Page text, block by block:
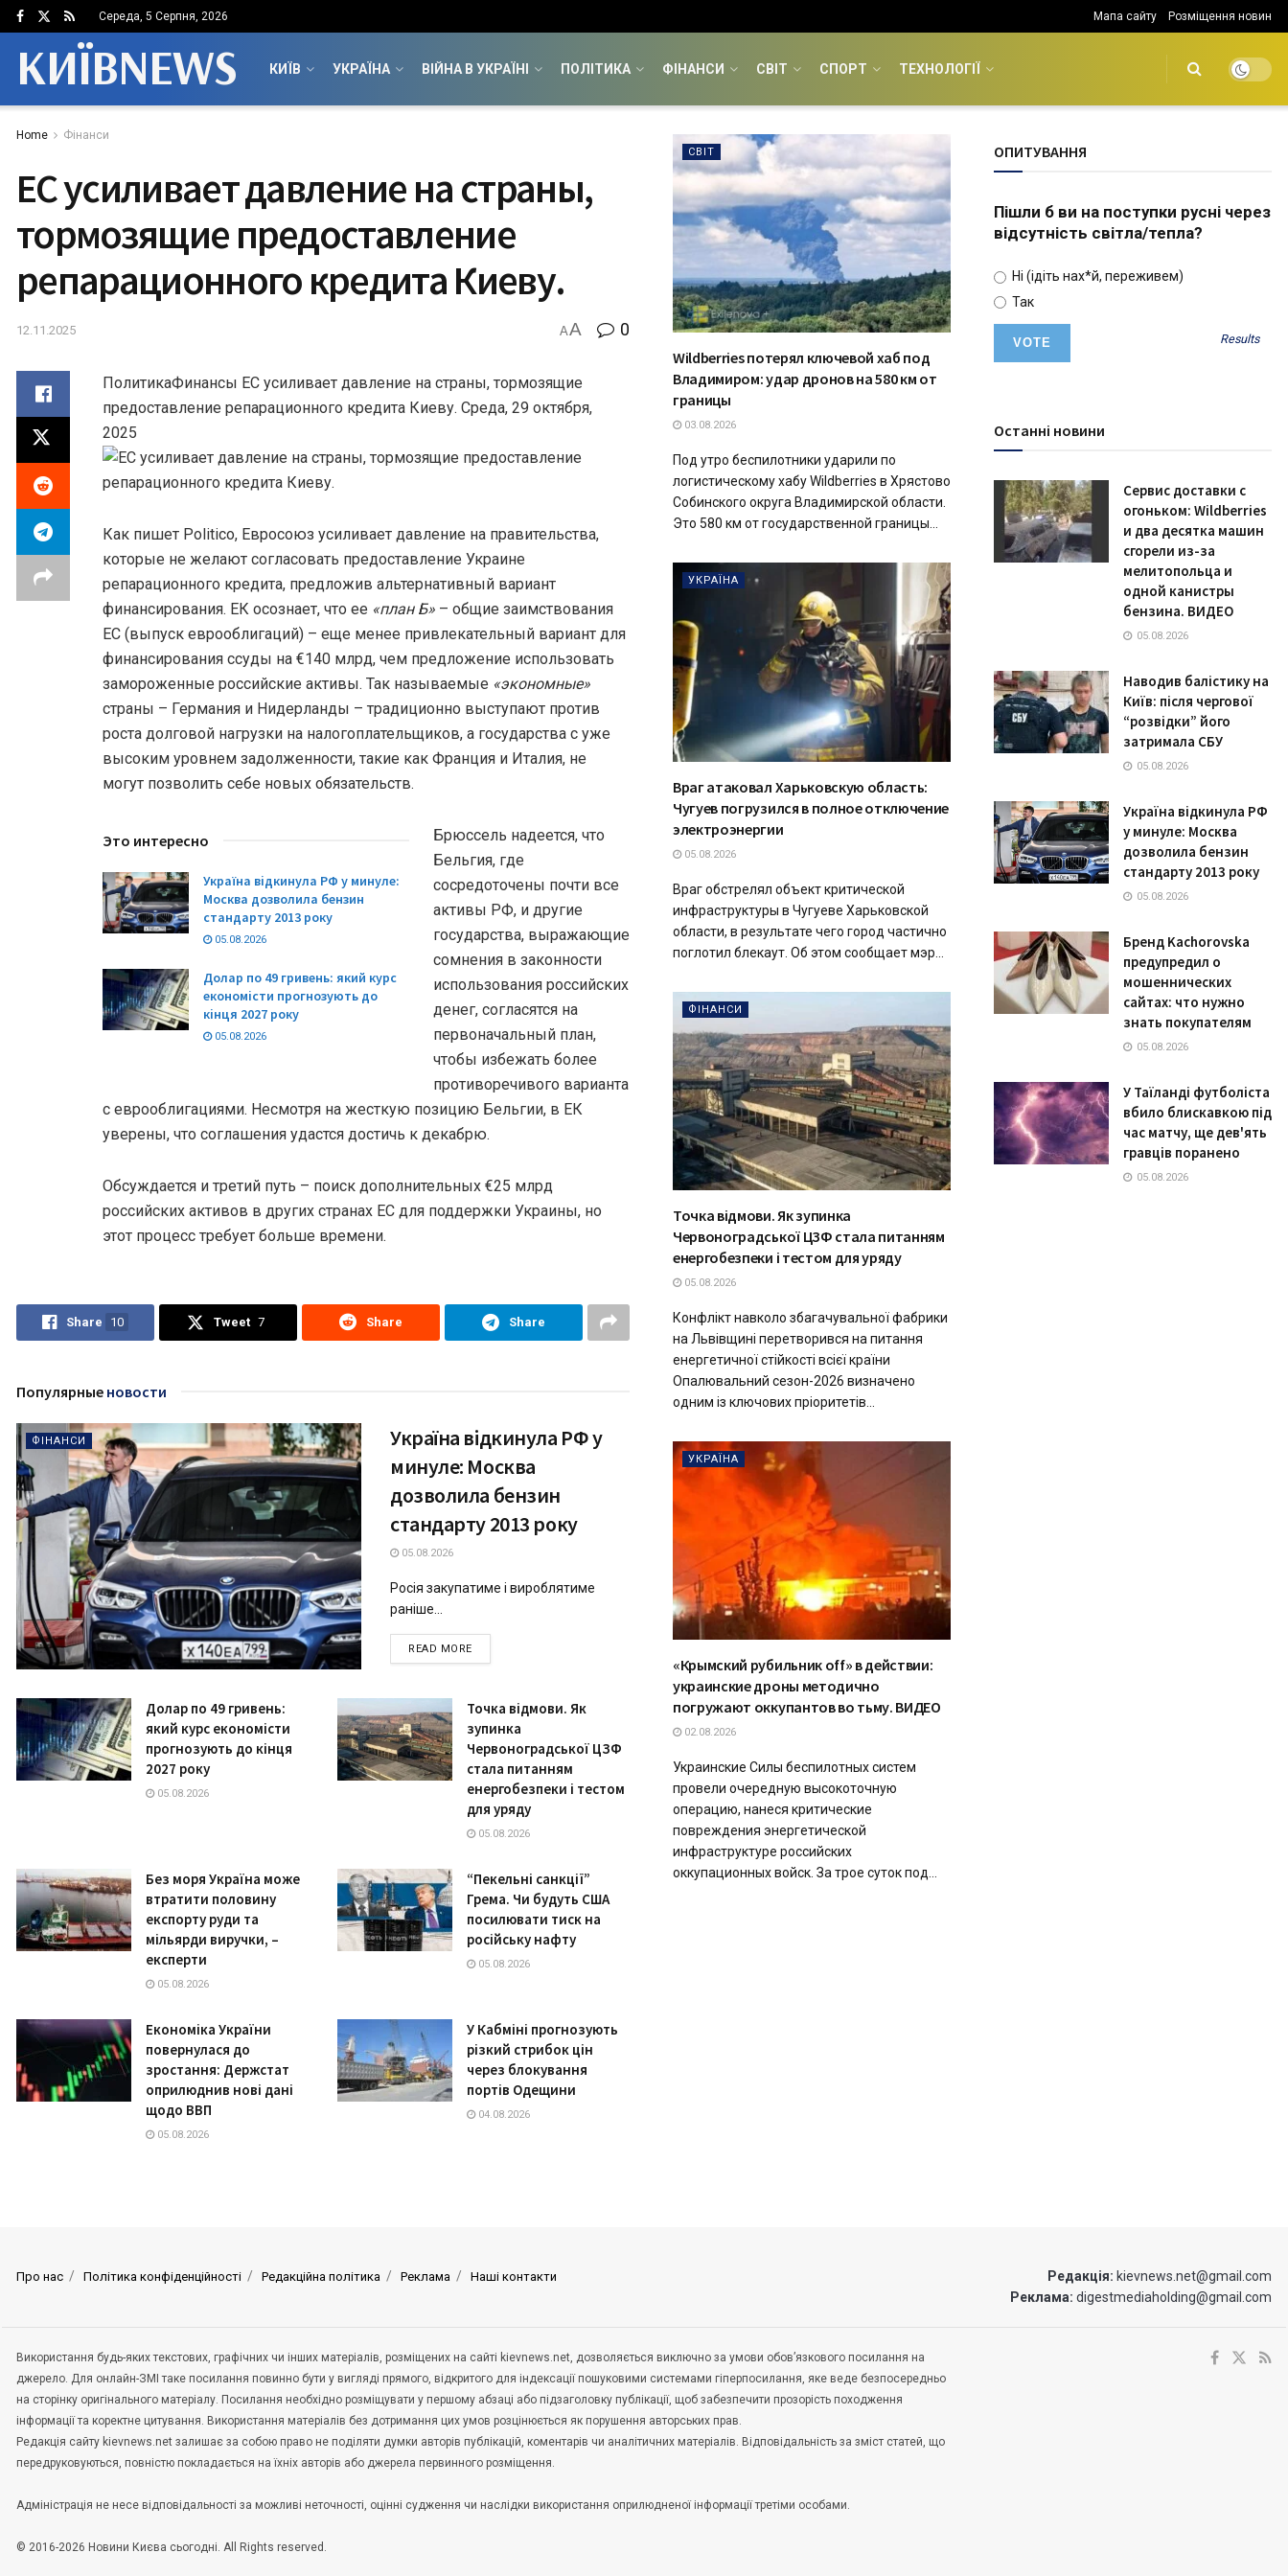
Середа, 5 Серпня, 2026 Мапа сайту Розміщення новин
КИЇВNEWS КИЇВ УКРАЇНА ВІЙНА В УКРАЇНІ ПОЛІТИКА ФІНАНСИ СВІТ СПОРТ ТЕХНОЛОГІЇ
Home Фінанси
ЕС усиливает давление на страны,
тормозящие предоставление
репарационного кредита Киеву.
12.11.2025 AA 0
ПолитикаФинансы ЕС усиливает давление на страны, тормозящие
предоставление репарационного кредита Киеву. Среда, 29 октября,
2025
Как пишет Politico, Евросоюз усиливает давление на правительства,
которые не желают согласовать предоставление Украине
репарационного кредита, предложив альтернативный вариант
финансирования. ЕК осознает, что ее «план Б» – общие заимствования
ЕС (выпуск еврооблигаций) – еще менее привлекательный вариант для
финансирования ссуды на €140 млрд, чем предложение использовать
замороженные российские активы. Так называемые «экономные»
страны – Германия и Нидерланды – традиционно выступают против
роста долговой нагрузки на налогоплательщиков, а государства с уже
высоким уровнем задолженности, такие как Франция и Италия, не
могут позволить себе новых обязательств.
Это интересно
Україна відкинула РФ у минуле:
Москва дозволила бензин
стандарту 2013 року
05.08.2026
Долар по 49 гривень: який курс
економісти прогнозують до
кінця 2027 року
05.08.2026
Брюссель надеется, что
Бельгия, где
сосредоточены почти все
активы РФ, и другие
государства, выражающие
сомнения в законности
использования российских
денег, согласятся на
первоначальный план,
чтобы избежать более
противоречивого варианта
с еврооблигациями. Несмотря на жесткую позицию Бельгии, в ЕК
уверены, что соглашения удастся достичь к декабрю.
Обсуждается и третий путь – поиск дополнительных €25 млрд
российских активов в других странах ЕС для поддержки Украины, но
этот процесс требует больше времени.
Share 10 Tweet 7 Share Share
Популярные новости
ФІНАНСИ
Україна відкинула РФ у
минуле: Москва
дозволила бензин
стандарту 2013 року
05.08.2026
Росія закупатиме і вироблятиме
раніше...
READ MOREDETAILS
Долар по 49 гривень:
який курс економісти
прогнозують до кінця
2027 року
05.08.2026
Точка відмови. Як
зупинка
Червоноградської ЦЗФ
стала питанням
енергобезпеки і тестом
для уряду
05.08.2026
Без моря Україна може
втратити половину
експорту руди та
мільярди виручки, –
експерти
05.08.2026
“Пекельні санкції”
Грема. Чи будуть США
посилювати тиск на
російську нафту
05.08.2026
Економіка України
повернулася до
зростання: Держстат
оприлюднив нові дані
щодо ВВП
05.08.2026
У Кабміні прогнозують
різкий стрибок цін
через блокування
портів Одещини
04.08.2026
СВІТ
Wildberries потерял ключевой хаб под
Владимиром: удар дронов на 580 км от
границы
03.08.2026
Под утро беспилотники ударили по
логистическому хабу Wildberries в Хрястово
Собинского округа Владимирской области.
Это 580 км от государственной границы...
УКРАЇНА
Враг атаковал Харьковскую область:
Чугуев погрузился в полное отключение
электроэнергии
05.08.2026
Враг обстрелял объект критической
инфраструктуры в Чугуеве Харьковской
области, в результате чего город частично
поглотил блекаут. Об этом сообщает мэр...
ФІНАНСИ
Точка відмови. Як зупинка
Червоноградської ЦЗФ стала питанням
енергобезпеки і тестом для уряду
05.08.2026
Конфлікт навколо збагачувальної фабрики
на Львівщині перетворився на питання
енергетичної стійкості всієї країни
Опалювальний сезон-2026 визначено
одним із ключових пріоритетів...
УКРАЇНА
«Крымский рубильник off» в действии:
украинские дроны методично
погружают оккупантов во тьму. ВИДЕО
02.08.2026
Украинские Силы беспилотных систем
провели очередную высокоточную
операцию, нанеся критические
повреждения энергетической
инфраструктуре российских
оккупационных войск. За трое суток под...
ОПИТУВАННЯ
Пішли б ви на поступки русні через
відсутність світла/тепла?
Ні (ідіть нах*й, переживем)
Так
Results
Останні новини
Сервис доставки с
огоньком: Wildberries
и два десятка машин
сгорели из-за
мелитопольца и
одной канистры
бензина. ВИДЕО
05.08.2026
Наводив балістику на
Київ: після чергової
“розвідки” його
затримала СБУ
05.08.2026
Україна відкинула РФ
у минуле: Москва
дозволила бензин
стандарту 2013 року
05.08.2026
Бренд Kachorovska
предупредил о
мошеннических
сайтах: что нужно
знать покупателям
05.08.2026
У Таїланді футболіста
вбило блискавкою під
час матчу, ще дев'ять
гравців поранено
05.08.2026
Про нас Політика конфіденційності Редакційна політика Реклама Наші контакти Редакція: kievnews.net@gmail.com
Реклама: digestmediaholding@gmail.com
Використання будь-яких текстових, графічних чи інших матеріалів, розміщених на сайті kievnews.net, дозволяється виключно за умови обов’язкового посилання на
джерело. Для онлайн-ЗМІ таке посилання повинно бути у вигляді прямого, відкритого для індексації пошуковими системами гіперпосилання, яке веде безпосередньо
на сторінку оригінального матеріалу. Посилання необхідно розміщувати у першому абзаці або підзаголовку публікації, щоб забезпечити прозорість походження
інформації та коректне цитування. Використання матеріалів без дотримання цих умов розцінюється як порушення авторських прав.
Редакція сайту kievnews.net залишає за собою право не поділяти думки авторів публікацій, коментарів чи аналітичних матеріалів. Відповідальність за зміст статей, що
передруковуються, повністю покладається на їхніх авторів або джерела первинного розміщення.
Адміністрація не несе відповідальності за можливі неточності, оцінні судження чи наслідки використання оприлюдненої інформації третіми особами.
© 2016-2026 Новини Києва сьогодні. All Rights reserved.